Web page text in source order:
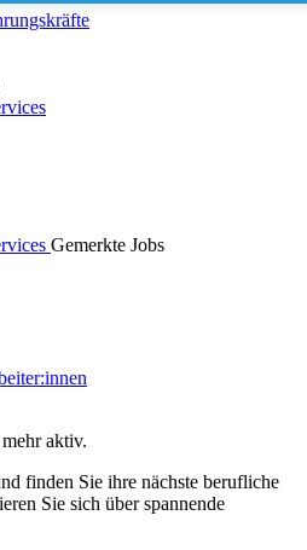
Gemerkte Jobs
aktiv.
finden Sie ihre nächste berufliche
Sie sich über spannende